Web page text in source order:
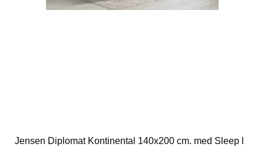
Jensen Diplomat Kontinental 140x200 cm. med Sleep l